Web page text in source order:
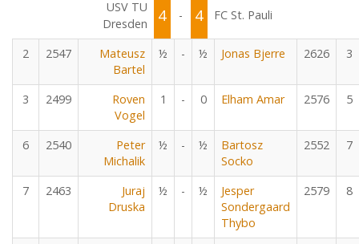
USV TU
Dresden
4 - 4 FC St. Pauli
2 2547
Mateusz
Bartel
½ - ½ Jonas Bjerre 2626 3
3 2499
Roven
Vogel
1 - 0 Elham Amar 2576 5
6 2540
Peter
Michalik
½ - ½
Bartosz
Socko
2552 7
7 2463
Juraj
Druska
½ - ½
Jesper
Sondergaard
Thybo
2579 8